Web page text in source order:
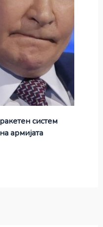
систем
армијата